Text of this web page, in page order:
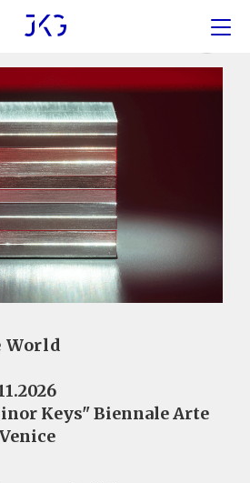
World
Keys" Biennale Arte